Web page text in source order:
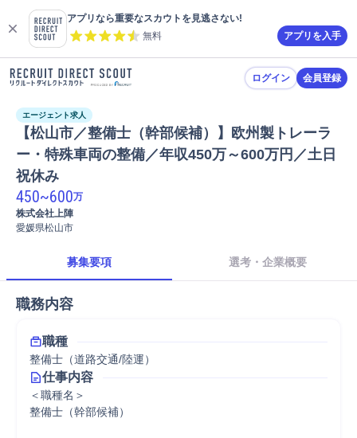
アプリなら重要なスカウトを見逃さない!
無料
アプリを入手
ログイン 会員登録
エージェント求人
【松山市／整備士（幹部候補）】欧州製トレーラ
ー・特殊車両の整備／年収450万～600万円／土日
祝休み
450~600万
株式会社上陣
愛媛県松山市
募集要項 選考・企業概要
職務内容
職種
整備士（道路交通/陸運）
仕事内容
＜職種名＞
整備士（幹部候補）